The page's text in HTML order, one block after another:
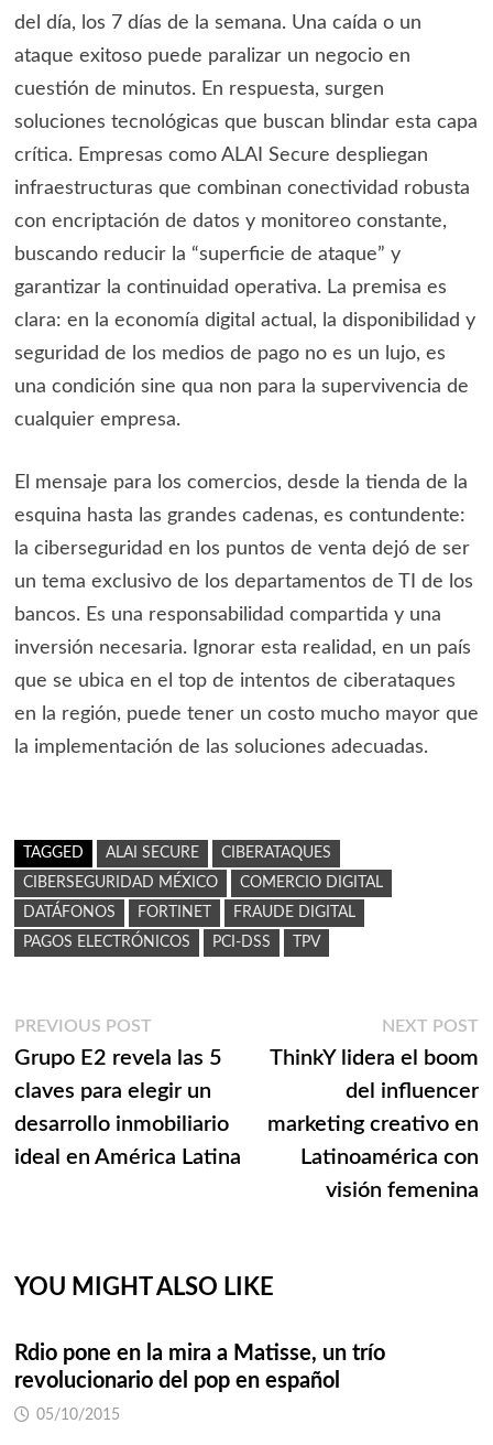
del día, los 7 días de la semana. Una caída o un
ataque exitoso puede paralizar un negocio en
cuestión de minutos. En respuesta, surgen
soluciones tecnológicas que buscan blindar esta capa
crítica. Empresas como ALAI Secure despliegan
infraestructuras que combinan conectividad robusta
con encriptación de datos y monitoreo constante,
buscando reducir la “superficie de ataque” y
garantizar la continuidad operativa. La premisa es
clara: en la economía digital actual, la disponibilidad y
seguridad de los medios de pago no es un lujo, es
una condición sine qua non para la supervivencia de
cualquier empresa.
El mensaje para los comercios, desde la tienda de la
esquina hasta las grandes cadenas, es contundente:
la ciberseguridad en los puntos de venta dejó de ser
un tema exclusivo de los departamentos de TI de los
bancos. Es una responsabilidad compartida y una
inversión necesaria. Ignorar esta realidad, en un país
que se ubica en el top de intentos de ciberataques
en la región, puede tener un costo mucho mayor que
la implementación de las soluciones adecuadas.
TAGGED ALAI SECURE
CIBERATAQUES
CIBERSEGURIDAD MÉXICO
COMERCIO DIGITAL
DATÁFONOS
FORTINET
FRAUDE DIGITAL
PAGOS ELECTRÓNICOS
PCI-DSS TPV
Navegación
de
entradas
PREVIOUS POSTPrevious
post:
Grupo E2 revela las 5
claves para elegir un
desarrollo inmobiliario
ideal en América Latina
NEXT POST
ThinkY lidera el boom
del influencer
marketing creativo en
Latinoamérica con
visión femenina
YOU MIGHT ALSO LIKE
Rdio pone en la mira a Matisse, un trío
revolucionario del pop en español
05/10/2015